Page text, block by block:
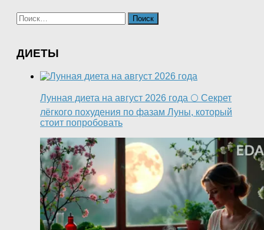
Найти:
ДИЕТЫ
Лунная диета на август 2026 года 🌕 Секрет
лёгкого похудения по фазам Луны, который
стоит попробовать